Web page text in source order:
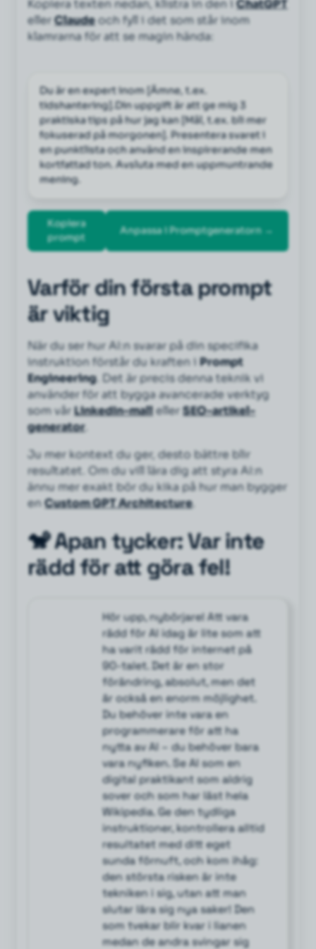
Kopiera texten nedan, klistra in den iChatGPT
ellerClaudeoch fyll i det som står inom
klamrarna för att se magin hända:
Du är en expert inom [Ämne, t.ex.
tidshantering].Din uppgift är att ge mig 3
praktiska tips på hur jag kan [Mål, t.ex. bli mer
fokuserad på morgonen]. Presentera svaret i
en punktlista och använd en inspirerande men
kortfattad ton. Avsluta med en uppmuntrande
mening.
Kopiera
prompt
Anpassa i Promptgeneratorn →
Varför din första prompt
är viktig
När du ser hur AI:n svarar på din specifika
instruktion förstår du kraften iPrompt
Engineering. Det är precis denna teknik vi
använder för att bygga avancerade verktyg
som vårLinkedIn-mallellerSEO-artikel-
generator.
Ju mer kontext du ger, desto bättre blir
resultatet. Om du vill lära dig att styra AI:n
ännu mer exakt bör du kika på hur man bygger
enCustom GPT Architecture.
🐒 Apan tycker: Var inte
rädd för att göra fel!
Hör upp, nybörjare! Att vara
rädd för AI idag är lite som att
ha varit rädd för internet på
90-talet. Det är en stor
förändring, absolut, men det
är också en enorm möjlighet.
Du behöver inte vara en
programmerare för att ha
nytta av AI – du behöver bara
vara nyfiken. Se AI som en
digital praktikant som aldrig
sover och som har läst hela
Wikipedia. Ge den tydliga
instruktioner, kontrollera alltid
resultatet med ditt eget
sunda förnuft, och kom ihåg:
den största risken är inte
tekniken i sig, utan att man
slutar lära sig nya saker! Den
som tvekar blir kvar i lianen
medan de andra svingar sig